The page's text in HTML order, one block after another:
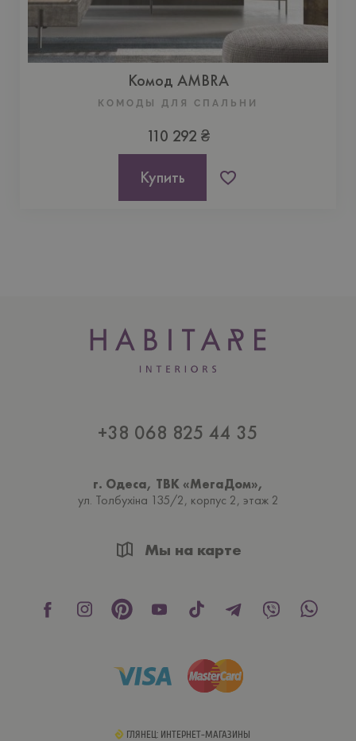
Комод AMBRA
КОМОДЫ ДЛЯ СПАЛЬНИ
110 292 ₴
Купить
+38 068 825 44 35
г. Одеса, ТВК «МегаДом»,
ул. Толбухiна 135/2, корпус 2, этаж 2
Мы на карте
ГЛЯНЕЦ: ИНТЕРНЕТ-МАГАЗИНЫ